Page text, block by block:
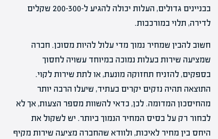
בבניינים גדולים, העלות יכולה להגיע ל-200-300 שקלים
לדירה, תלוי במורכבות.
חשוב להבין שמחיר נמוך מדי עלול להיות מסוכן. חברה
שמציעה שירות בעלות נמוכה במיוחד עשויה לחסוך
בספקים, להזניח תחזוקה מונעת, או לתת שירות לקוי.
התוצאה תהיה נזקים יקרים בעתיד, שיעלו הרבה יותר
מהחיסכון המדומה. לכן, כדאי להשוות מספר הצעות, אך לא
לבחור רק על בסיס המחיר הנמוך ביותר. יש לשקול את
היחס בין מחיר לאיכות, ולוודא שהחברה מציעה שירות מקיף